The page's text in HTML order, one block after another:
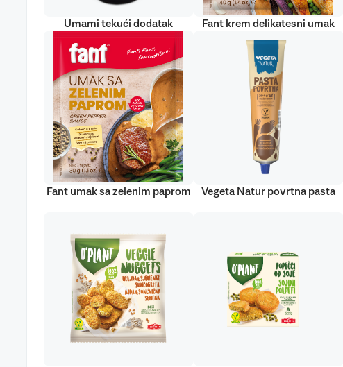
Umami tekući dodatak Fant krem delikatesni umak
Fant umak sa zelenim paprom Vegeta Natur povrtna pasta